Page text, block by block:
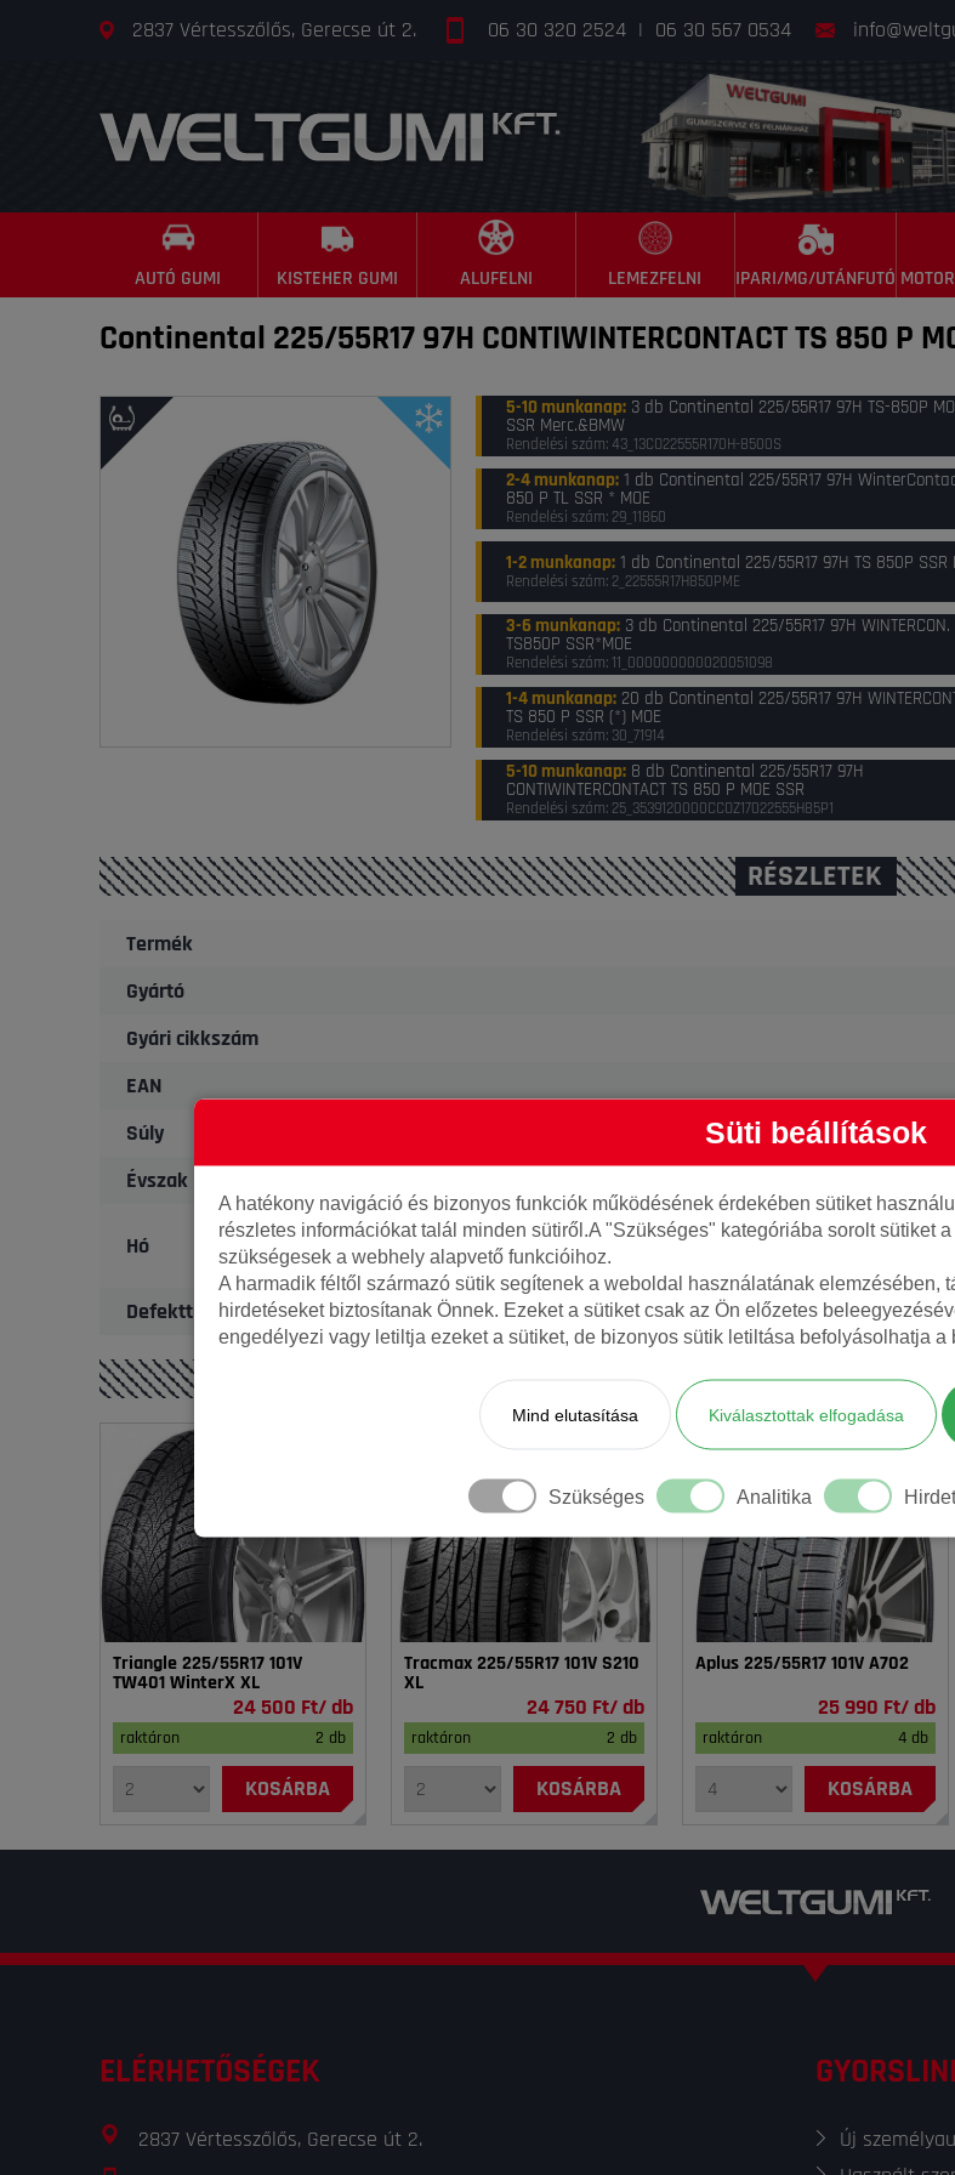
2837 Vértesszőlős, Gerecse út 2. 06 30 320 2524 | 06 30 567 0534
AUTÓ GUMI KISTEHER GUMI ALUFELNI LEMEZFELNI IPARI/MG/UTÁNFUTÓ
Continental 225/55R17 97H CONTIWINTERCONTACT TS 850 P
5-10 munkanap: 3 db Continental 225/55R17 97H TS-850P
SSR Merc.&BMW
Rendelési szám: 43_13CO22555R170H-8500S
2-4 munkanap: 1 db Continental 225/55R17 97H
850 P TL SSR * MOE
Rendelési szám: 29_11860
1-2 munkanap: 1 db Continental 225/55R17 97H TS 850P SSR
Rendelési szám: 2_22555R17H850PME
3-6 munkanap: 3 db Continental 225/55R17 97H WINTERCON.
TS850P SSR*MOE
Rendelési szám: 11_000000000020051098
1-4 munkanap: 20 db Continental 225/55R17 97H
TS 850 P SSR (*) MOE
Rendelési szám: 30_71914
5-10 munkanap: 8 db Continental 225/55R17 97H
CONTIWINTERCONTACT TS 850 P MOE SSR
Rendelési szám: 25_3539120000CCOZ17022555H85P1
RÉSZLETEK
Termék
Gyártó
Gyári cikkszám
EAN
Súly
Évszak
Hó
Defekttűrő
AJÁNLOTT TERMÉKEK
Triangle 225/55R17 101V
TW401 WinterX XL
24 500 Ft/ db
raktáron 2 db
KOSÁRBA
Tracmax 225/55R17 101V S210
XL
24 750 Ft/ db
raktáron 2 db
KOSÁRBA
Aplus 225/55R17 101V A702
25 990 Ft/ db
raktáron 4 db
KOSÁRBA
Süti beállítások
A hatékony navigáció és bizonyos funkciók működésének érdekében sütiket
részletes információkat talál minden sütiről.A "Szükséges" kategóriába sorolt sütiket
szükségesek a webhely alapvető funkcióihoz.
A harmadik féltől származó sütik segítenek a weboldal használatának elemzésében,
hirdetéseket biztosítanak Önnek. Ezeket a sütiket csak az Ön előzetes
engedélyezi vagy letiltja ezeket a sütiket, de bizonyos sütik letiltása befolyásolhatja a
Mind elutasítása Kiválasztottak elfogadása
Szükséges Analitika
ELÉRHETŐSÉGEK
2837 Vértesszőlős, Gerecse út 2.
Új